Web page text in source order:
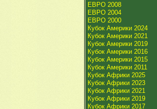
ЕВРО 2008
ЕВРО 2004
ЕВРО 2000
Кубок Америки 2024
Кубок Америки 2021
Кубок Америки 2019
Кубок Америки 2016
Кубок Америки 2015
Кубок Америки 2011
Кубок Африки 2025
Кубок Африки 2023
Кубок Африки 2021
Кубок Африки 2019
Кубок Африки 2017